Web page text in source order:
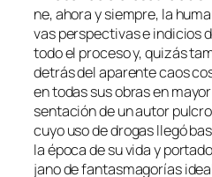
ne, aho­ra y siem­pre, la
vas pers­pec­ti­vas e in­di­cios
to­do el pro­ce­so y, qui­zás
de­trás del apa­ren­te caos
en to­das sus obras en
sen­ta­ción de un au­tor
cu­yo uso de dro­gas lle­gó
la épo­ca de su vi­da y
jano de fan­tas­ma­go­rías